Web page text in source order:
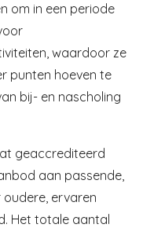
om in een periode
waardoor ze
punten hoeven te
bij- en nascholing
geaccrediteerd
aan passende,
ervaren
Het totale aantal